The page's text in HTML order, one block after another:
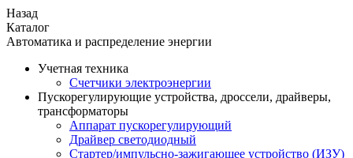
Назад
Каталог
Автоматика и распределение энергии
Учетная техника
Счетчики электроэнергии
Пускорегулирующие устройства, дроссели, драйверы,
трансформаторы
Аппарат пускорегулирующий
Драйвер светодиодный
Стартер/импульсно-зажигающее устройство (ИЗУ)